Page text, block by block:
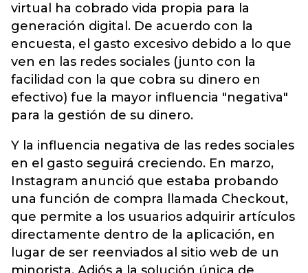
virtual ha cobrado vida propia para la
generación digital. De acuerdo con la
encuesta, el gasto excesivo debido a lo que
ven en las redes sociales (junto con la
facilidad con la que cobra su dinero en
efectivo) fue la mayor influencia "negativa"
para la gestión de su dinero.
Y la influencia negativa de las redes sociales
en el gasto seguirá creciendo. En marzo,
Instagram anunció que estaba probando
una función de compra llamada Checkout,
que permite a los usuarios adquirir artículos
directamente dentro de la aplicación, en
lugar de ser reenviados al sitio web de un